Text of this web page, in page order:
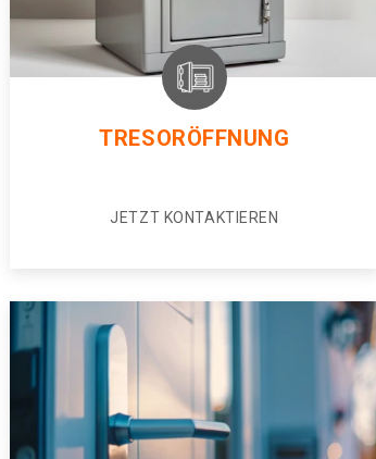
TRESORÖFFNUNG
JETZT KONTAKTIEREN